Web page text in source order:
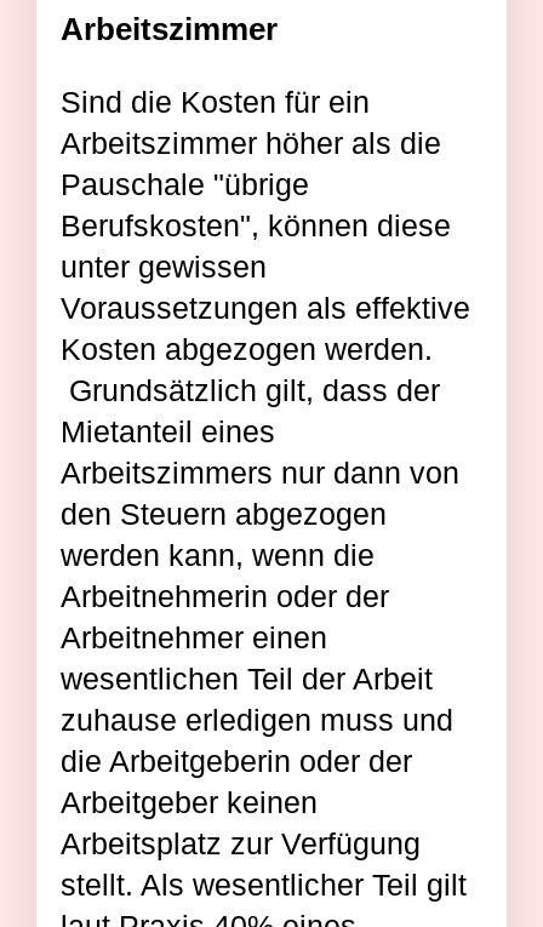
Arbeitszimmer
Sind die Kosten für ein
Arbeitszimmer höher als die
Pauschale "übrige
Berufskosten", können diese
unter gewissen
Voraussetzungen als effektive
Kosten abgezogen werden.
Grundsätzlich gilt, dass der
Mietanteil eines
Arbeitszimmers nur dann von
den Steuern abgezogen
werden kann, wenn die
Arbeitnehmerin oder der
Arbeitnehmer einen
wesentlichen Teil der Arbeit
zuhause erledigen muss und
die Arbeitgeberin oder der
Arbeitgeber keinen
Arbeitsplatz zur Verfügung
stellt. Als wesentlicher Teil gilt